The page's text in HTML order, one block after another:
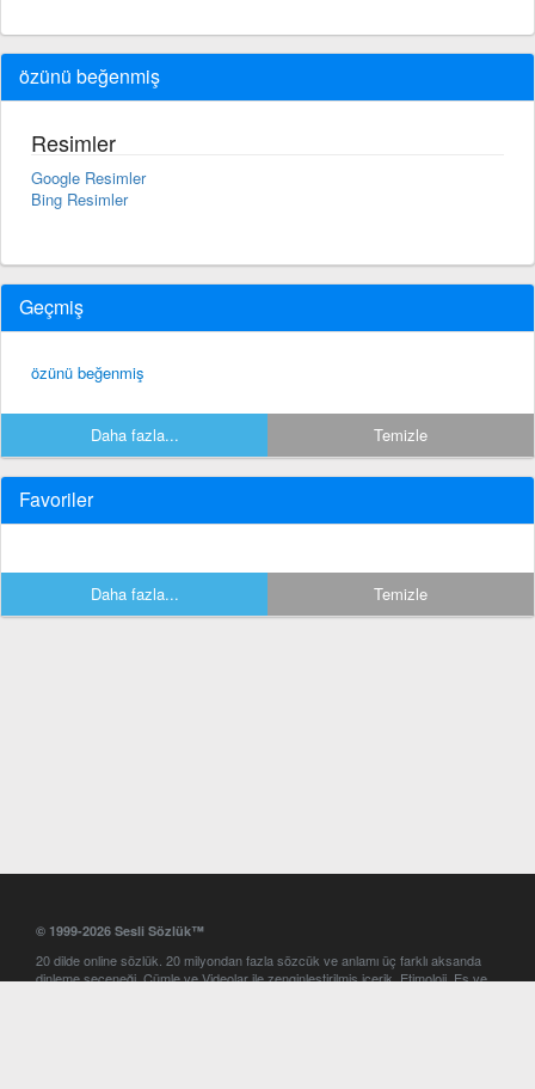
özünü beğenmiş
Resimler
Google Resimler
Bing Resimler
Geçmiş
özünü beğenmiş
Daha fazla... Temizle
Favoriler
Daha fazla... Temizle
© 1999-2026 Sesli Sözlük™
20 dilde online sözlük. 20 milyondan fazla sözcük ve anlamı üç farklı aksanda
dinleme seçeneği. Cümle ve Videolar ile zenginleştirilmiş içerik. Etimoloji, Eş ve